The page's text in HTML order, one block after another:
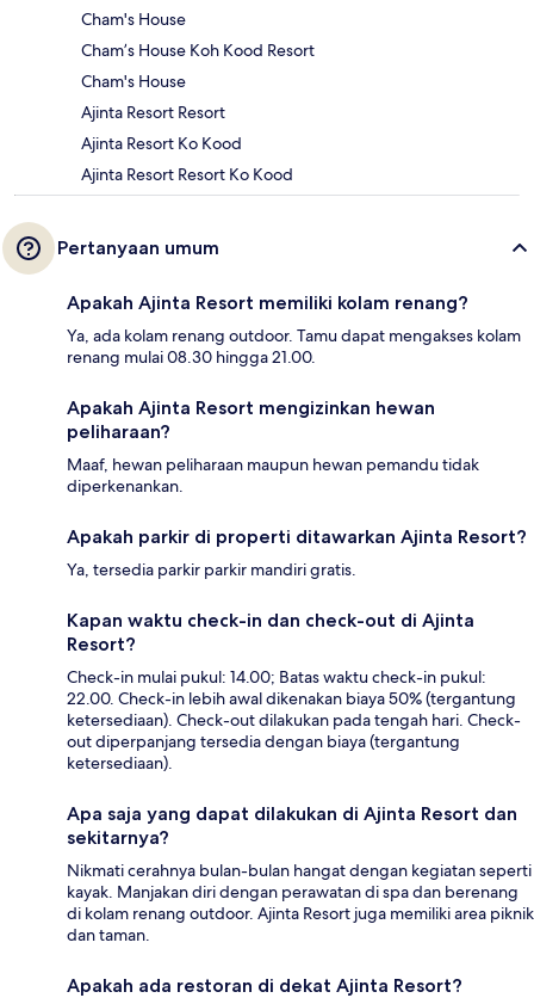
Cham's House
Cham’s House Koh Kood Resort
Cham's House
Ajinta Resort Resort
Ajinta Resort Ko Kood
Ajinta Resort Resort Ko Kood
Pertanyaan umum
Apakah Ajinta Resort memiliki kolam renang?
Ya, ada kolam renang outdoor. Tamu dapat mengakses kolam
renang mulai 08.30 hingga 21.00.
Apakah Ajinta Resort mengizinkan hewan
peliharaan?
Maaf, hewan peliharaan maupun hewan pemandu tidak
diperkenankan.
Apakah parkir di properti ditawarkan Ajinta Resort?
Ya, tersedia parkir parkir mandiri gratis.
Kapan waktu check-in dan check-out di Ajinta
Resort?
Check-in mulai pukul: 14.00; Batas waktu check-in pukul:
22.00. Check-in lebih awal dikenakan biaya 50% (tergantung
ketersediaan). Check-out dilakukan pada tengah hari. Check-
out diperpanjang tersedia dengan biaya (tergantung
ketersediaan).
Apa saja yang dapat dilakukan di Ajinta Resort dan
sekitarnya?
Nikmati cerahnya bulan-bulan hangat dengan kegiatan seperti
kayak. Manjakan diri dengan perawatan di spa dan berenang
di kolam renang outdoor. Ajinta Resort juga memiliki area piknik
dan taman.
Apakah ada restoran di dekat Ajinta Resort?